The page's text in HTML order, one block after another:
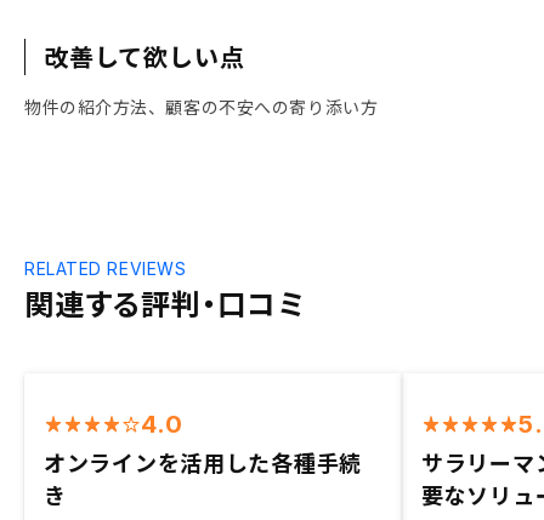
改善して欲しい点
物件の紹介方法、顧客の不安への寄り添い方
関連する評判・口コミ
RELATED REVIEWS
4.0
オンラインを活用した各種手続
き
サラリーマ
要なソリュ